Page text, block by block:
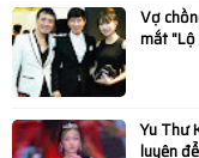
Vợ
mắt
Yu Thư
luyện